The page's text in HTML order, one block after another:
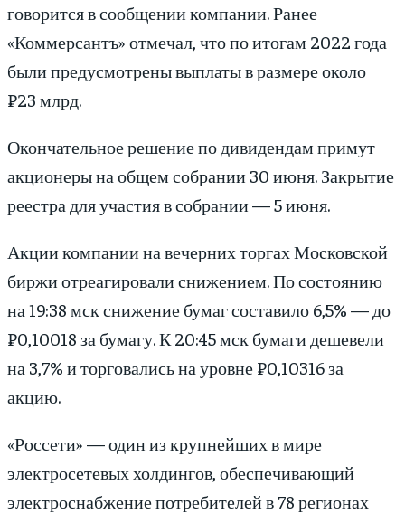
говорится в сообщении компании. Ранее
«Коммерсантъ» отмечал, что по итогам 2022 года
были предусмотрены выплаты в размере около
₽23 млрд.
Окончательное решение по дивидендам примут
акционеры на общем собрании 30 июня. Закрытие
реестра для участия в собрании — 5 июня.
Акции компании на вечерних торгах Московской
биржи отреагировали снижением. По состоянию
на 19:38 мск снижение бумаг составило 6,5% — до
₽0,10018 за бумагу. К 20:45 мск бумаги дешевели
на 3,7% и торговались на уровне ₽0,10316 за
акцию.
«Россети» — один из крупнейших в мире
электросетевых холдингов, обеспечивающий
электроснабжение потребителей в 78 регионах